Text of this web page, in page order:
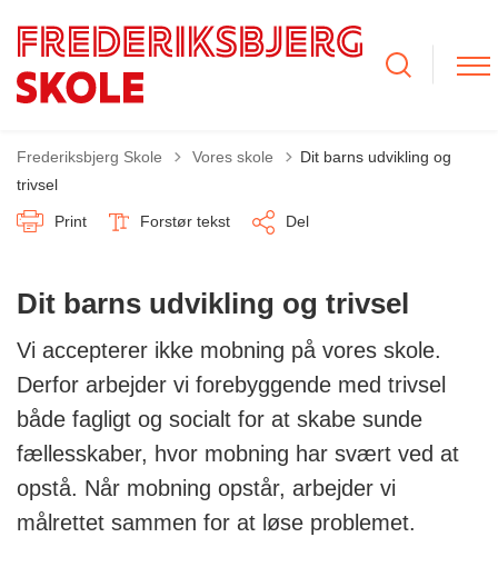
Frederiksbjerg Skole Tilbage til
Vores skole
Dit barns udvikling og
trivsel
Print Forstør tekst Del
Dit barns udvikling og trivsel
Vi accepterer ikke mobning på vores skole.
Derfor arbejder vi forebyggende med trivsel
både fagligt og socialt for at skabe sunde
fællesskaber, hvor mobning har svært ved at
opstå. Når mobning opstår, arbejder vi
målrettet sammen for at løse problemet.